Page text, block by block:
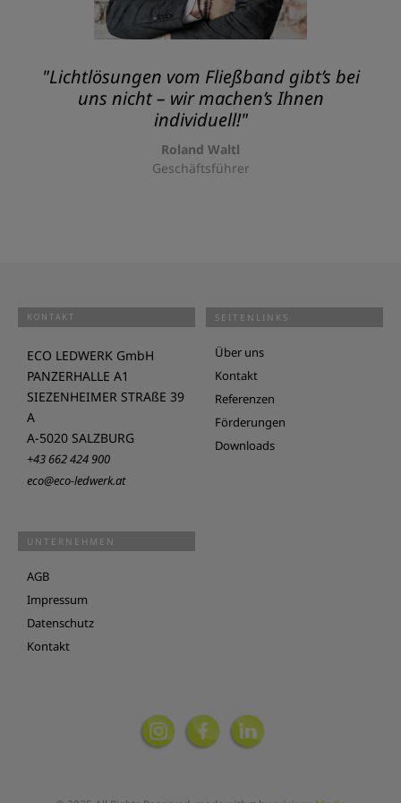
"Lichtlösungen vom Fließband gibt’s bei
uns nicht – wir machen’s Ihnen
individuell!"
Roland Waltl
Geschäftsführer
KONTAKT
ECO LEDWERK GmbH
PANZERHALLE A1
SIEZENHEIMER STRAßE 39
A
A-5020 SALZBURG
+43 662 424 900
eco@eco-ledwerk.at
SEITENLINKS
Über uns
Kontakt
Referenzen
Förderungen
Downloads
UNTERNEHMEN
AGB
Impressum
Datenschutz
Kontakt